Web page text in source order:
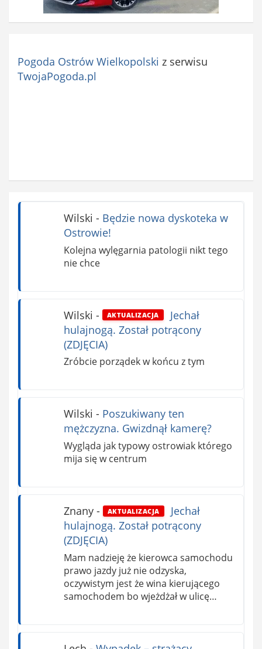
Pogoda Ostrów Wielkopolski z serwisu
TwojaPogoda.pl
Wilski - Będzie nowa dyskoteka w
Ostrowie!
Kolejna wylęgarnia patologii nikt tego
nie chce
Wilski - AKTUALIZACJA
Jechał
hulajnogą. Został potrącony
(ZDJĘCIA)
Zróbcie porządek w końcu z tym
Wilski - Poszukiwany ten
mężczyzna. Gwizdnął kamerę?
Wygląda jak typowy ostrowiak którego
mija się w centrum
Znany- AKTUALIZACJA
Jechał
hulajnogą. Został potrącony
(ZDJĘCIA)
Mam nadzieję że kierowca samochodu
prawo jazdy już nie odzyska,
oczywistym jest że wina kierującego
samochodem bo wjeżdżał w ulicę…